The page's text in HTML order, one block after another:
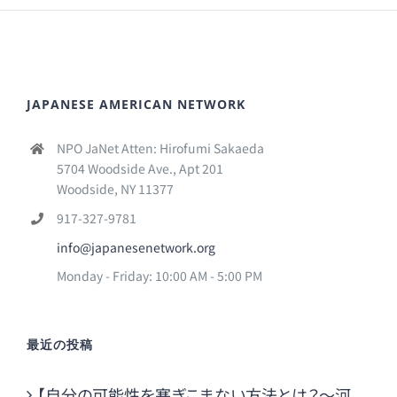
JAPANESE AMERICAN NETWORK
NPO JaNet Atten: Hirofumi Sakaeda
5704 Woodside Ave., Apt 201
Woodside, NY 11377
917-327-9781
info@japanesenetwork.org
Monday - Friday: 10:00 AM - 5:00 PM
最近の投稿